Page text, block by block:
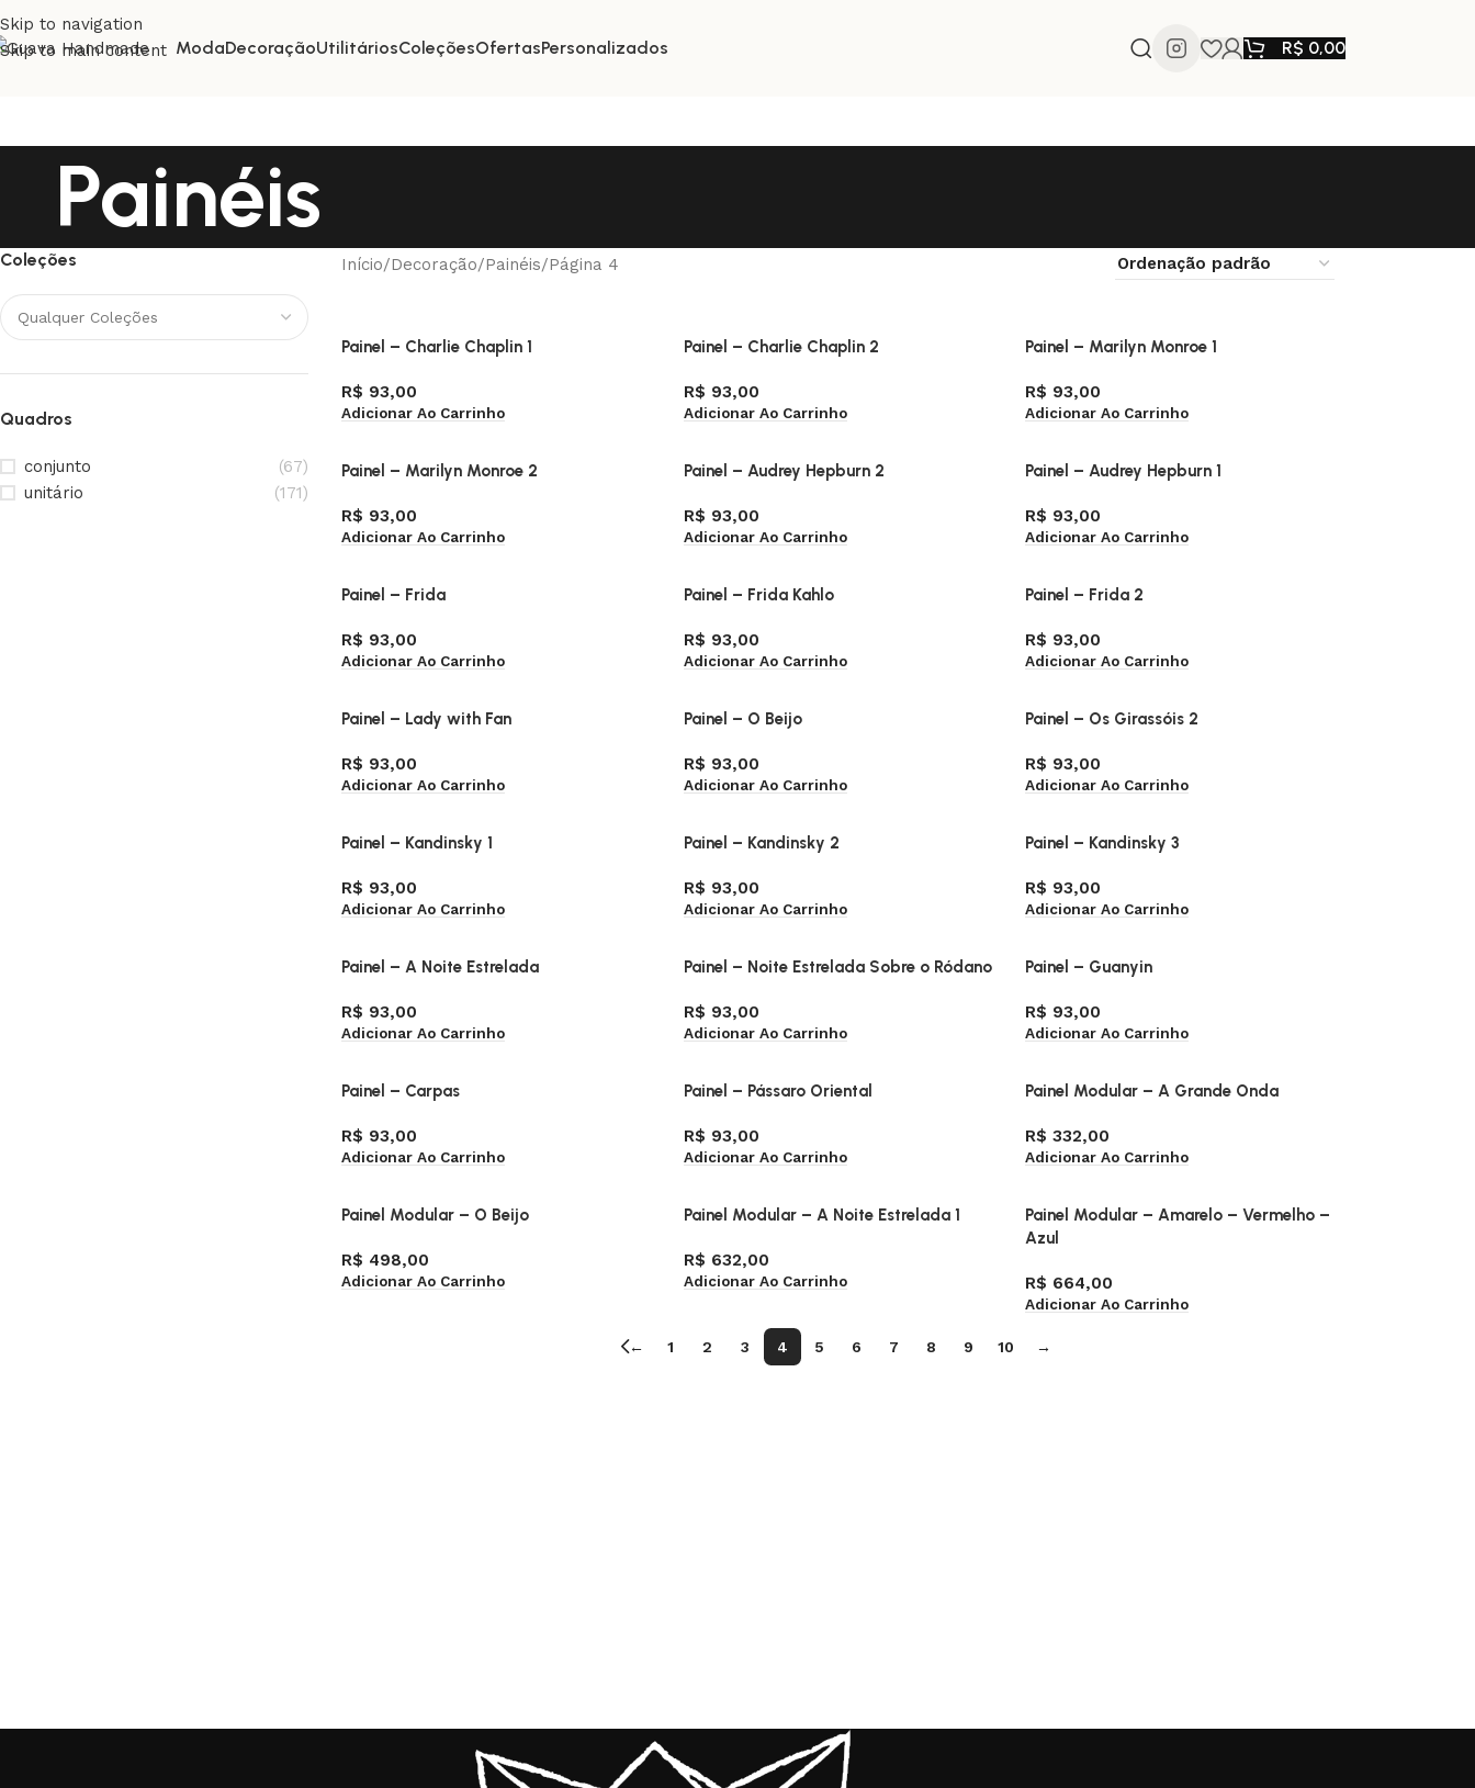
Skip to navigation
Skip to main content ModaDecoraçãoUtilitáriosColeçõesOfertasPersonalizados R$ 0,00
Painéis
Coleções
Quadros
conjunto
(67)
unitário
(171)
Início Decoração Painéis Página 4
Painel – Charlie Chaplin 1
R$ 93,00
Adicionar Ao Carrinho
Painel – Charlie Chaplin 2
R$ 93,00
Adicionar Ao Carrinho
Painel – Marilyn Monroe 1
R$ 93,00
Adicionar Ao Carrinho
Painel – Marilyn Monroe 2
R$ 93,00
Adicionar Ao Carrinho
Painel – Audrey Hepburn 2
R$ 93,00
Adicionar Ao Carrinho
Painel – Audrey Hepburn 1
R$ 93,00
Adicionar Ao Carrinho
Painel – Frida
R$ 93,00
Adicionar Ao Carrinho
Painel – Frida Kahlo
R$ 93,00
Adicionar Ao Carrinho
Painel – Frida 2
R$ 93,00
Adicionar Ao Carrinho
Painel – Lady with Fan
R$ 93,00
Adicionar Ao Carrinho
Painel – O Beijo
R$ 93,00
Adicionar Ao Carrinho
Painel – Os Girassóis 2
R$ 93,00
Adicionar Ao Carrinho
Painel – Kandinsky 1
R$ 93,00
Adicionar Ao Carrinho
Painel – Kandinsky 2
R$ 93,00
Adicionar Ao Carrinho
Painel – Kandinsky 3
R$ 93,00
Adicionar Ao Carrinho
Painel – A Noite Estrelada
R$ 93,00
Adicionar Ao Carrinho
Painel – Noite Estrelada Sobre o Ródano
R$ 93,00
Adicionar Ao Carrinho
Painel – Guanyin
R$ 93,00
Adicionar Ao Carrinho
Painel – Carpas
R$ 93,00
Adicionar Ao Carrinho
Painel – Pássaro Oriental
R$ 93,00
Adicionar Ao Carrinho
Painel Modular – A Grande Onda
R$ 332,00
Adicionar Ao Carrinho
Painel Modular – O Beijo
R$ 498,00
Adicionar Ao Carrinho
Painel Modular – A Noite Estrelada 1
R$ 632,00
Adicionar Ao Carrinho
Painel Modular – Amarelo – Vermelho –
Azul
R$ 664,00
Adicionar Ao Carrinho
← 1 2 3 4 5 6 7 8 9 10 →